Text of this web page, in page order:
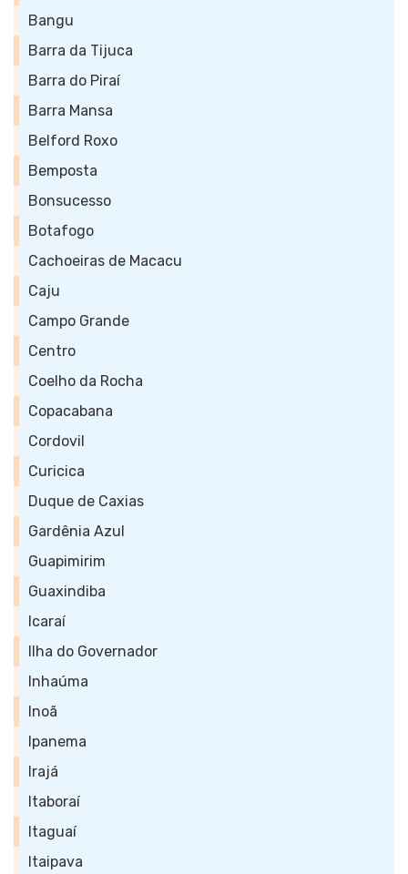
Bangu
Barra da Tijuca
Barra do Piraí
Barra Mansa
Belford Roxo
Bemposta
Bonsucesso
Botafogo
Cachoeiras de Macacu
Caju
Campo Grande
Centro
Coelho da Rocha
Copacabana
Cordovil
Curicica
Duque de Caxias
Gardênia Azul
Guapimirim
Guaxindiba
Icaraí
Ilha do Governador
Inhaúma
Inoã
Ipanema
Irajá
Itaboraí
Itaguaí
Itaipava